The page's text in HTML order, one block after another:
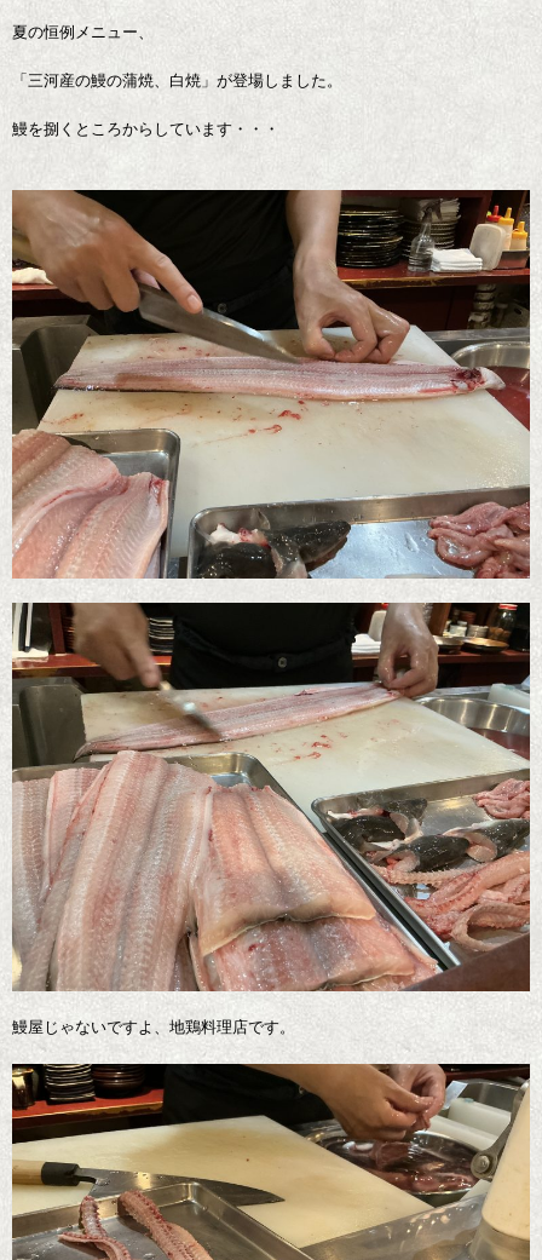
夏の恒例メニュー、
「三河産の鰻の蒲焼、白焼」が登場しました。
鰻を捌くところからしています・・・
鰻屋じゃないですよ、地鶏料理店です。